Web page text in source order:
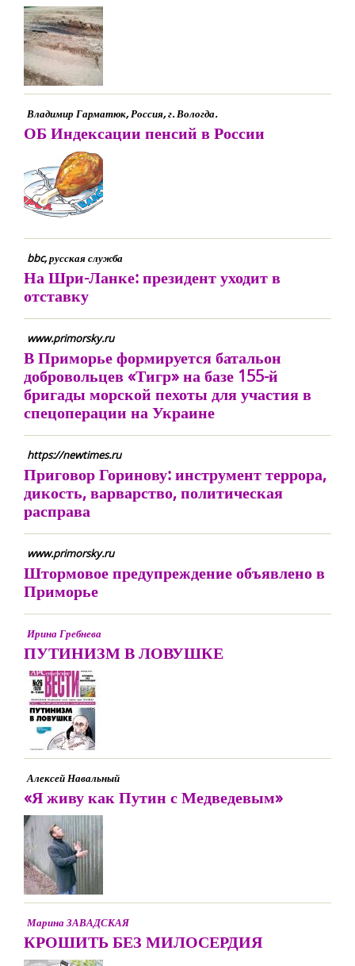
Владимир Гарматюк, Россия, г. Вологда.
ОБ Индексации пенсий в России
bbc, русская служба
На Шри-Ланке: президент уходит в
отставку
www.primorsky.ru
В Приморье формируется батальон
добровольцев «Тигр» на базе 155-й
бригады морской пехоты для участия в
спецоперации на Украине
https://newtimes.ru
Приговор Горинову: инструмент террора,
дикость, варварство, политическая
расправа
www.primorsky.ru
Штормовое предупреждение объявлено в
Приморье
Ирина Гребнева
ПУТИНИЗМ В ЛОВУШКЕ
Алексей Навальный
«Я живу как Путин с Медведевым»
Марина ЗАВАДСКАЯ
КРОШИТЬ БЕЗ МИЛОСЕРДИЯ